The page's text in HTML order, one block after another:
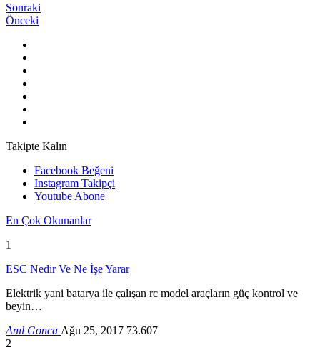
Sonraki
Önceki
Takipte Kalın
Facebook Beğeni
Instagram Takipçi
Youtube Abone
En Çok Okunanlar
1
ESC Nedir Ve Ne İşe Yarar
Elektrik yani batarya ile çalışan rc model araçların güç kontrol ve
beyin…
Anıl Gonca Ağu 25, 2017 73.607
2